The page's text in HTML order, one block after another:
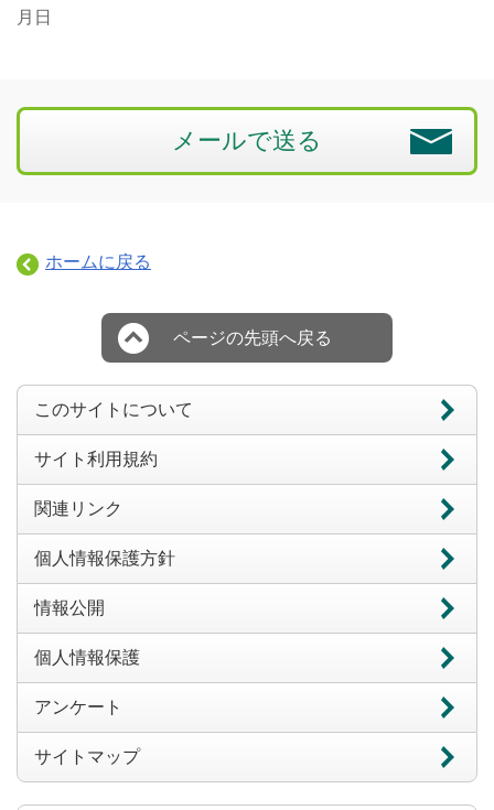
月日
メールで送る
ホームに戻る
ページの先頭へ戻る
このサイトについて
サイト利用規約
関連リンク
個人情報保護方針
情報公開
個人情報保護
アンケート
サイトマップ